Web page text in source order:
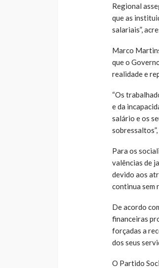
Regional
que as
salariais”,
Marco
que o
realidade e
“Os
e da
salário e os
Para os
valências de
devido aos
continua sem
De acordo
financeiras
forçadas a
dos seus
O Partido